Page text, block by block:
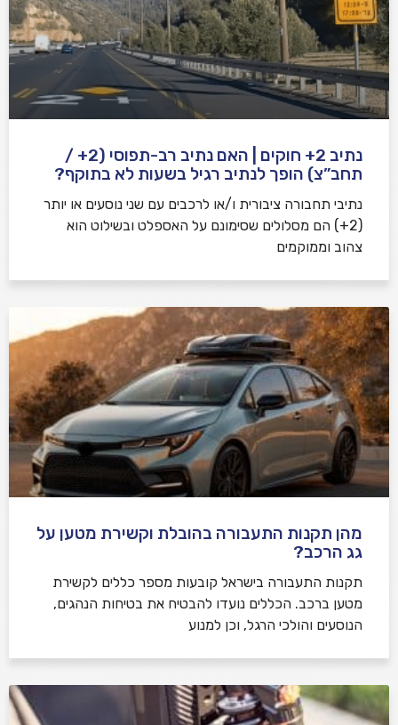
נתיב 2+ חוקים | האם נתיב רב-תפוסי (2+ /
תחב”צ) הופך לנתיב רגיל בשעות לא בתוקף?
נתיבי תחבורה ציבורית ו/או לרכבים עם שני נוסעים או יותר
(2+) הם מסלולים שסימונם על האספלט ובשילוט הוא
צהוב וממוקמים
מהן תקנות התעבורה בהובלת וקשירת מטען על
גג הרכב?
תקנות התעבורה בישראל קובעות מספר כללים לקשירת
מטען ברכב. הכללים נועדו להבטיח את בטיחות הנהגים,
הנוסעים והולכי הרגל, וכן למנוע